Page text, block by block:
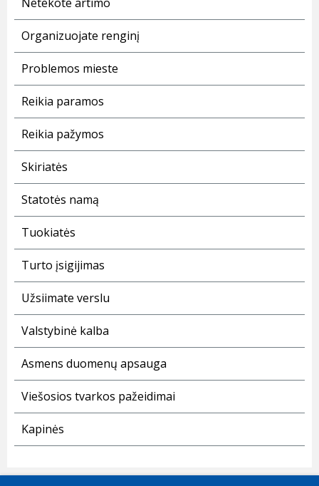
Netekote artimo
Organizuojate renginį
Problemos mieste
Reikia paramos
Reikia pažymos
Skiriatės
Statotės namą
Tuokiatės
Turto įsigijimas
Užsiimate verslu
Valstybinė kalba
Asmens duomenų apsauga
Viešosios tvarkos pažeidimai
Kapinės